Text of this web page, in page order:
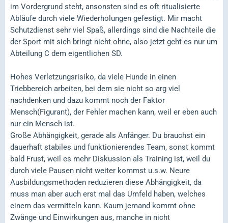
im Vordergrund steht, ansonsten sind es oft ritualisierte
Abläufe durch viele Wiederholungen gefestigt. Mir macht
Schutzdienst sehr viel Spaß, allerdings sind die Nachteile die
der Sport mit sich bringt nicht ohne, also jetzt geht es nur um
Abteilung C dem eigentlichen SD.
Hohes Verletzungsrisiko, da viele Hunde in einen
Triebbereich arbeiten, bei dem sie nicht so arg viel
nachdenken und dazu kommt noch der Faktor
Mensch(Figurant), der Fehler machen kann, weil er eben auch
nur ein Mensch ist.
Große Abhängigkeit, gerade als Anfänger. Du brauchst ein
dauerhaft stabiles und funktionierendes Team, sonst kommt
bald Frust, weil es mehr Diskussion als Training ist, weil du
durch viele Pausen nicht weiter kommst u.s.w. Neure
Ausbildungsmethoden reduzieren diese Abhängigkeit, da
muss man aber auch erst mal das Umfeld haben, welches
einem das vermitteln kann. Kaum jemand kommt ohne
Zwänge und Einwirkungen aus, manche in nicht